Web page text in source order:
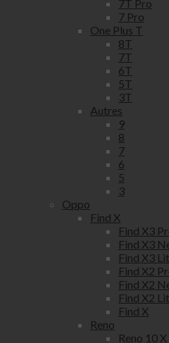
7T Pro
7 Pro
One Plus T
8T
7T
6T
5T
3T
Autres
9
8
7
6
5
3
Oppo
Find X
Find X3
Find X3
Find X3
Find X2
Find X2
Find X2
Find X
Reno
Reno 10